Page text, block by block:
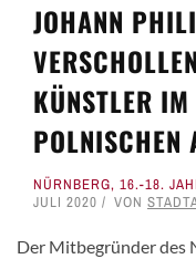
JOHANN
KÜNSTLER
POLNISCHEN
NÜRNBERG, 16.-18.
JULI 2020
VON
Der Mitbegründer des